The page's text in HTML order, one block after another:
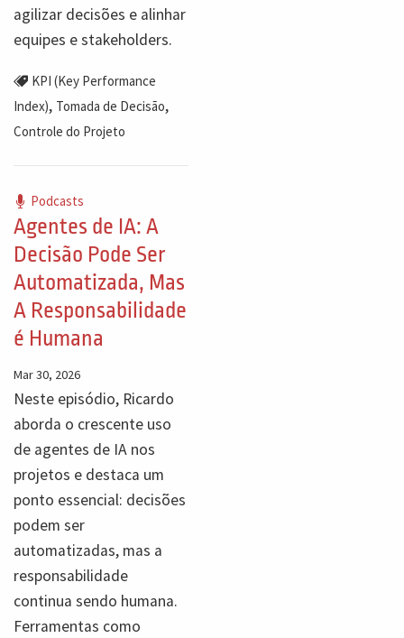
agilizar decisões e alinhar
equipes e stakeholders.
KPI (Key Performance
Index), Tomada de Decisão,
Controle do Projeto
Podcasts
Agentes de IA: A
Decisão Pode Ser
Automatizada, Mas
A Responsabilidade
é Humana
Mar 30, 2026
Neste episódio, Ricardo
aborda o crescente uso
de agentes de IA nos
projetos e destaca um
ponto essencial: decisões
podem ser
automatizadas, mas a
responsabilidade
continua sendo humana.
Ferramentas como